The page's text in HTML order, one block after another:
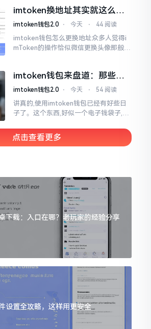
imtoken换地址其实就这么回
事
imtoken钱包2.0 ⋅ 今天 ⋅ 44 阅读
imtoken钱包怎么更换地址众多人觉得i
mToken的操作恰似微信更换头像那般简
据助记词来生成的,通俗讲
imtoken钱包来盘道：那些踩
过的坑和保命招
imtoken钱包2.0 ⋅ 今天 ⋅ 54 阅读
讲真的,使用imtoken钱包已经有好些日
子了。这个东西,好似一个电子钱袋子,里
来一帆风顺、毫无阻碍,有的人使用起来
却提心吊胆、神经紧绷。
点击查看更多
下载：入口在哪？老玩家的经验分享
设置全攻略，这样用更安全